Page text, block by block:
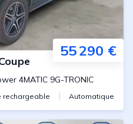
55 290 €
4MATIC 9G-TRONIC
rechargeable Automatique